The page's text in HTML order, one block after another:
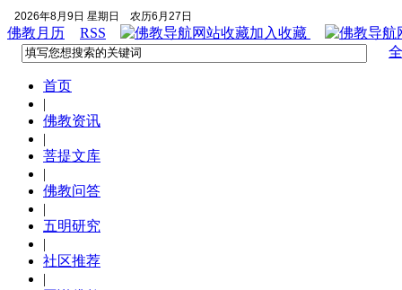
2026年8月9日 星期日 农历6月27日
佛教月历 RSS
加入收藏
首页
|
佛教资讯
|
菩提文库
|
佛教问答
|
五明研究
|
社区推荐
|